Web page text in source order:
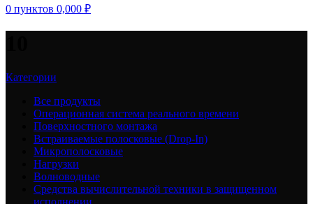
0 пунктов 0,000 ₽
Категории
Все продукты
Операционная система реального времени
Поверхностного монтажа
Встраиваемые полосковые (Drop-In)
Микрополосковые
Нагрузки
Волноводные
Средства вычислительной техники в защищенном